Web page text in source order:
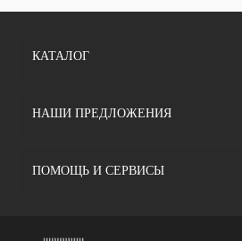
КАТАЛОГ
НАШИ ПРЕДЛОЖЕНИЯ
ПОМОЩЬ И СЕРВИСЫ